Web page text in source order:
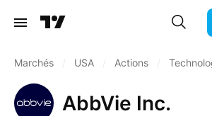
Marchés USA Actions
AbbVie Inc.